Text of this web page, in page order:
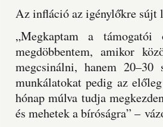
Az infláció az igénylőkre sújt
„Megkaptam a
megdöbbentem, amikor
megcsinálni, hanem
munkálatokat pedig az
hónap múlva tudja
és mehetek a bíróságra” –